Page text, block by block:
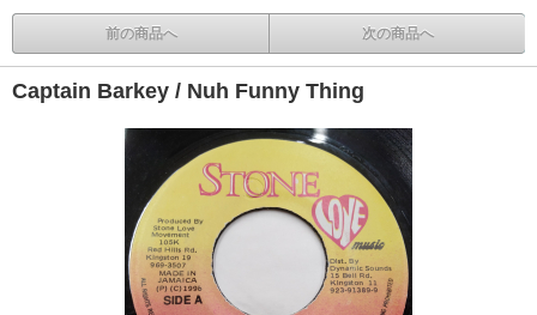
前の商品へ 次の商品へ
Captain Barkey / Nuh Funny Thing